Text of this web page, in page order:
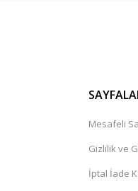
Mesafeli
Gizlilik ve
İptal İade